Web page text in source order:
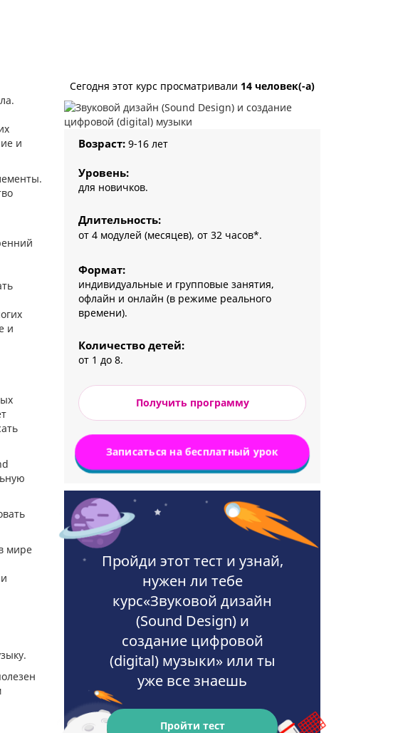
и
и
мире
Сегодня этот курс просматривали 14 человек(-а)
Возраст: 9-16 лет
Уровень:
для новичков.
Длительность:
от 4 модулей (месяцев), от 32 часов*.
Формат:
индивидуальные и групповые занятия,
офлайн и онлайн (в режиме реального
времени).
Количество детей:
от 1 до 8.
Получить программу
Записаться на бесплатный урок
Пройди этот тест и узнай,
нужен ли тебе
курс«Звуковой дизайн
(Sound Design) и
создание цифровой
(digital) музыки» или ты
уже все знаешь
Пройти тест